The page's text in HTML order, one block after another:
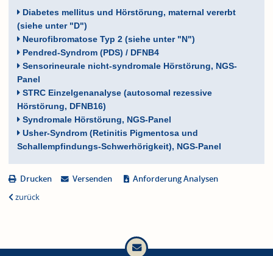
Diabetes mellitus und Hörstörung, maternal vererbt
(siehe unter "D")
Neurofibromatose Typ 2 (siehe unter "N")
Pendred-Syndrom (PDS) / DFNB4
Sensorineurale nicht-syndromale Hörstörung, NGS-
Panel
STRC Einzelgenanalyse (autosomal rezessive
Hörstörung, DFNB16)
Syndromale Hörstörung, NGS-Panel
Usher-Syndrom (Retinitis Pigmentosa und
Schallempfindungs-Schwerhörigkeit), NGS-Panel
Drucken Versenden
Anforderung Analysen
zurück